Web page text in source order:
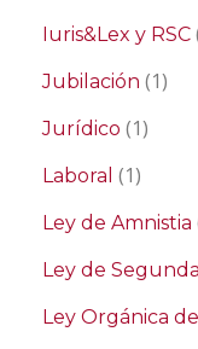
Iuris&Lex y RSC
Jubilación (1)
Jurídico (1)
Laboral (1)
Ley de Amnistia
Ley de
Ley Orgánica